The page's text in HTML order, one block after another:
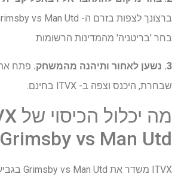
בחר 'בריטניה' מהמדינות הרשומות.
3. נשען לאחור ותיהנה מהמשחק.
שבחרת, היכנס וצפה ב- ITVX בחינם.
Grimsby vs Man Utd?